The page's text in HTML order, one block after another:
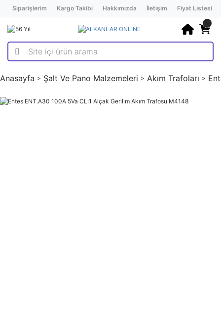
Siparişlerim Kargo Takibi Hakkımızda İletişim Fiyat Listesi
Anasayfa Şalt Ve Pano Malzemeleri Akım Trafoları